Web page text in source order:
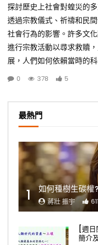
探討歷史上社會對蝗災的
透過宗教儀式、祈禱和民
社會行為的影響。許多文
進行宗教活動以尋求救贖
展，人們如何依賴當時的
0 378 5
最熱門
1 蔣壯 振宇 611
[週
簡介